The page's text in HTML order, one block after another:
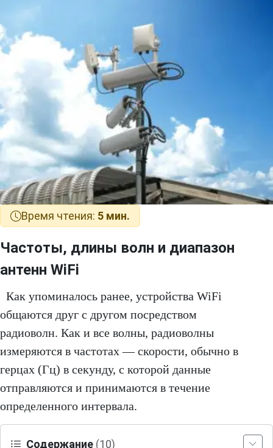
Время чтения: 5 мин.
Частоты, длины волн и диапазон
антенн WiFi
Как упоминалось ранее, устройства WiFi
общаются друг с другом посредством
радиоволн. Как и все волны, радиоволны
измеряются в частотах — скорости, обычно в
герцах (Гц) в секунду, с которой данные
отправляются и принимаются в течение
определенного интервала.
Содержание (10)